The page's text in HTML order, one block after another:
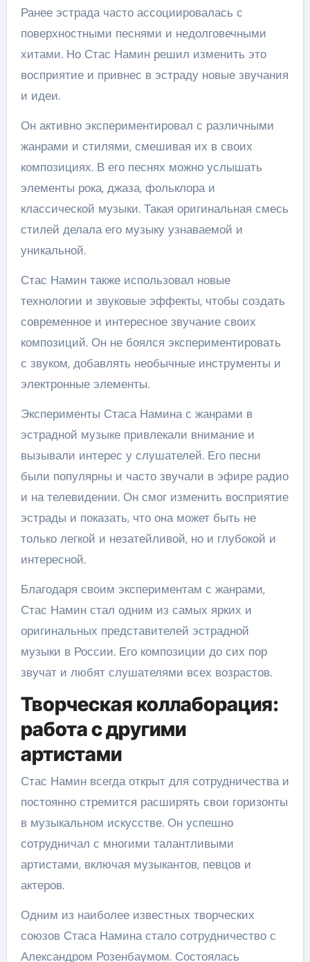
Ранее эстрада часто ассоциировалась с
поверхностными песнями и недолговечными
хитами. Но Стас Намин решил изменить это
восприятие и привнес в эстраду новые звучания
и идеи.
Он активно экспериментировал с различными
жанрами и стилями, смешивая их в своих
композициях. В его песнях можно услышать
элементы рока, джаза, фольклора и
классической музыки. Такая оригинальная смесь
стилей делала его музыку узнаваемой и
уникальной.
Стас Намин также использовал новые
технологии и звуковые эффекты, чтобы создать
современное и интересное звучание своих
композиций. Он не боялся экспериментировать
с звуком, добавлять необычные инструменты и
электронные элементы.
Эксперименты Стаса Намина с жанрами в
эстрадной музыке привлекали внимание и
вызывали интерес у слушателей. Его песни
были популярны и часто звучали в эфире радио
и на телевидении. Он смог изменить восприятие
эстрады и показать, что она может быть не
только легкой и незатейливой, но и глубокой и
интересной.
Благодаря своим экспериментам с жанрами,
Стас Намин стал одним из самых ярких и
оригинальных представителей эстрадной
музыки в России. Его композиции до сих пор
звучат и любят слушателями всех возрастов.
Творческая коллаборация:
работа с другими
артистами
Стас Намин всегда открыт для сотрудничества и
постоянно стремится расширять свои горизонты
в музыкальном искусстве. Он успешно
сотрудничал с многими талантливыми
артистами, включая музыкантов, певцов и
актеров.
Одним из наиболее известных творческих
союзов Стаса Намина стало сотрудничество с
Александром Розенбаумом. Состоялась